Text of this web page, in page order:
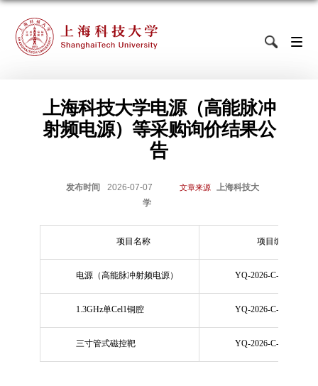
上海科技大学电源（高能脉冲
射频电源）等采购询价结果公
告
发布时间 2026-07-07 文章来源
上海科技大
学
项目名称 项目编号
电源（高能脉冲射频电源） YQ-2026-C-088
1.3GHz单Cel1铜腔 YQ-2026-C-089
三寸管式磁控靶 YQ-2026-C-090